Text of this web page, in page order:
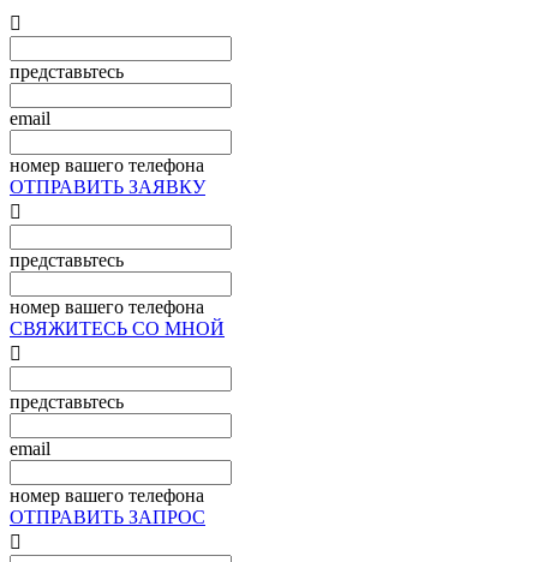

представьтесь
email
номер вашего телефона
ОТПРАВИТЬ ЗАЯВКУ

представьтесь
номер вашего телефона
СВЯЖИТЕСЬ СО МНОЙ

представьтесь
email
номер вашего телефона
ОТПРАВИТЬ ЗАПРОС
